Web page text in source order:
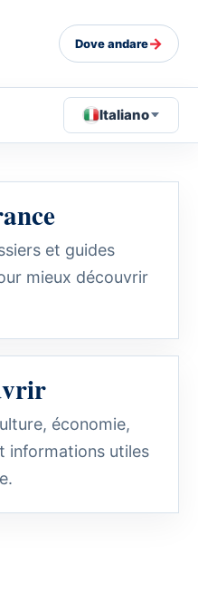
Dove andare→
Italiano
et guides
mieux découvrir
économie,
informations utiles